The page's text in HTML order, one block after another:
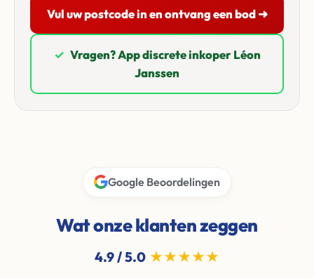
Vul uw postcode in en ontvang een bod ➜
✓ Vragen? App discrete inkoper Léon
Janssen
Google Beoordelingen
Wat onze klanten zeggen
4.9 / 5.0 ★★★★★